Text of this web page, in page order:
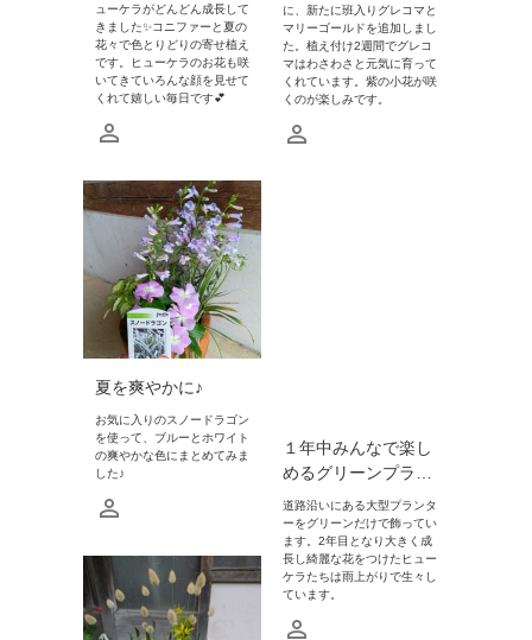
ューケラがどんどん成長して
きました✨コニファーと夏の
花々で色とりどりの寄せ植え
です。ヒューケラのお花も咲
いてきていろんな顔を見せて
くれて嬉しい毎日です💕
に、新たに班入りグレコマと
マリーゴールドを追加しまし
た。植え付け2週間でグレコ
マはわさわさと元気に育って
くれています。紫の小花が咲
くのが楽しみです。
夏を爽やかに♪
お気に入りのスノードラゴン
を使って、ブルーとホワイト
の爽やかな色にまとめてみま
した♪
１年中みんなで楽し
めるグリーンプラ…
道路沿いにある大型プランタ
ーをグリーンだけで飾ってい
ます。2年目となり大きく成
長し綺麗な花をつけたヒュー
ケラたちは雨上がりで生々し
ています。